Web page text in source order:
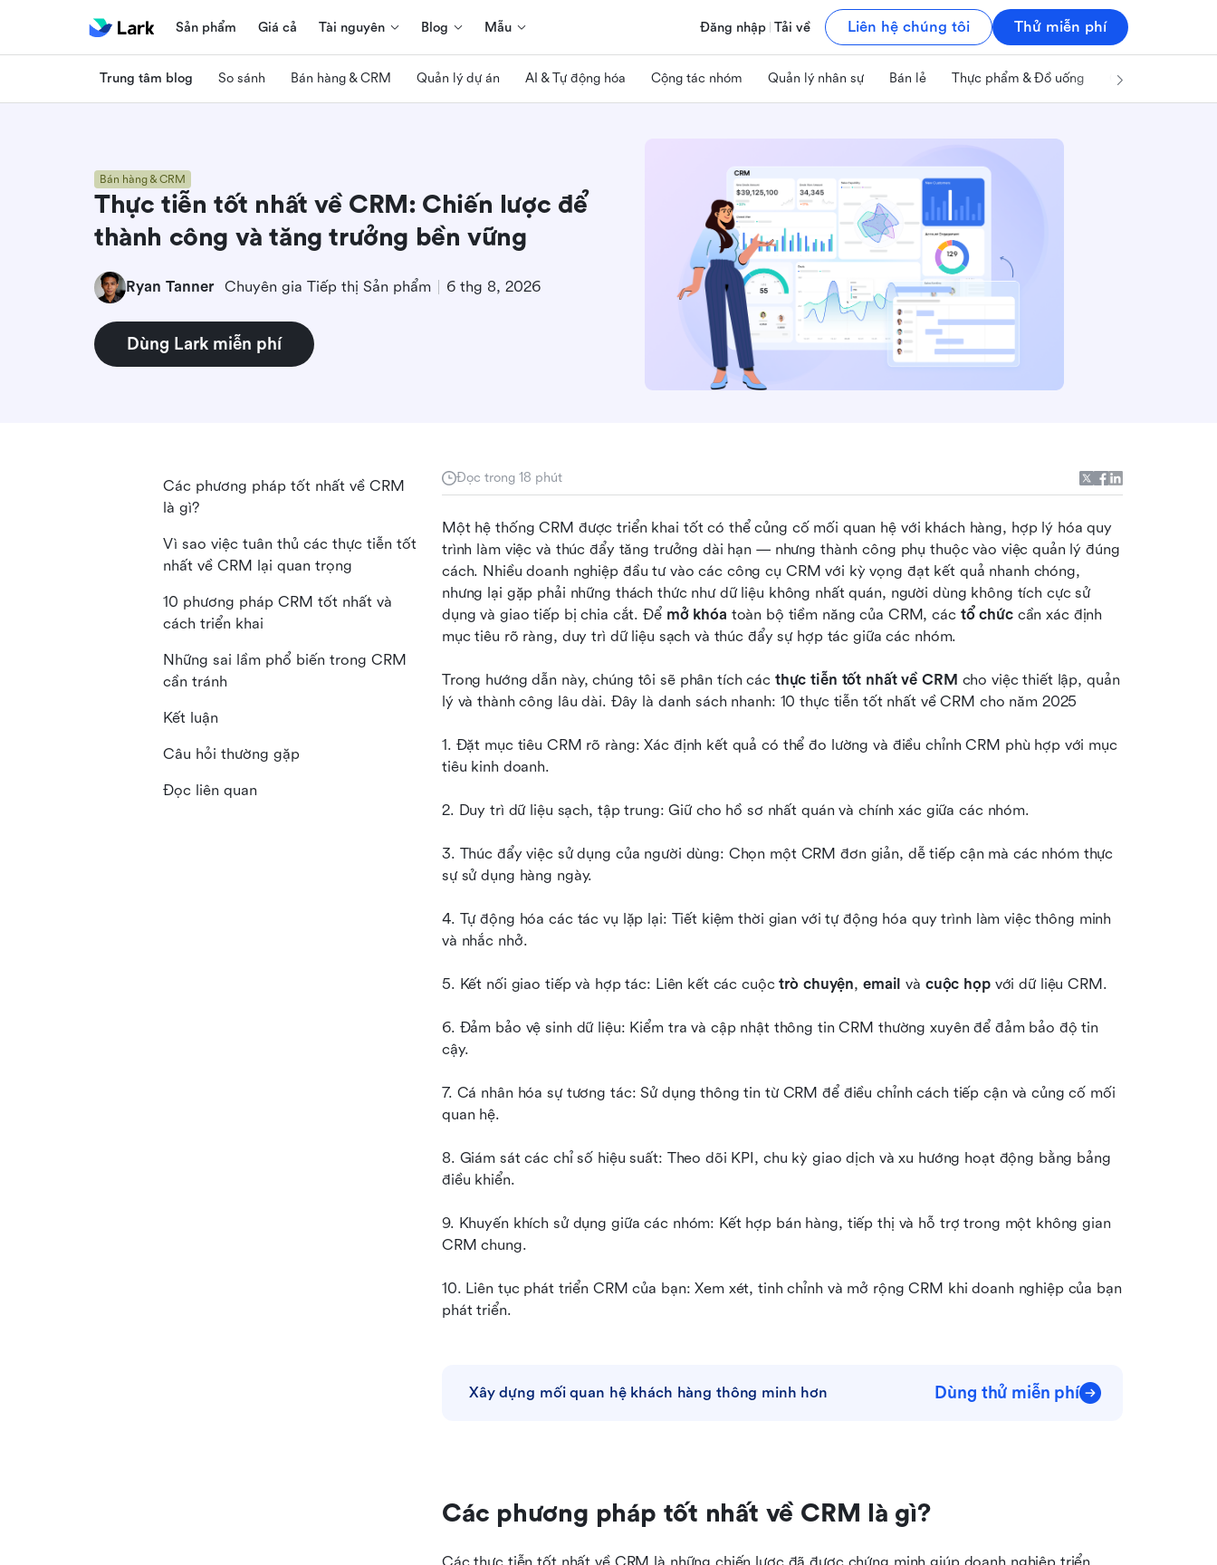
Sản phẩm Giá cả Tài nguyên Blog Mẫu Đăng nhập Tải về Liên hệ chúng tôi Thử miễn phí
Trung tâm blog So sánh Bán hàng & CRM Quản lý dự án AI & Tự động hóa Cộng tác nhóm Quản lý nhân sự Bán lẻ Thực phẩm & Đồ uống Công nghệ & IT
Bán hàng & CRM
Thực tiễn tốt nhất về CRM: Chiến lược để
thành công và tăng trưởng bền vững
Ryan Tanner Chuyên gia Tiếp thị Sản phẩm 6 thg 8, 2026
Dùng Lark miễn phí
Đọc trong 18 phút
Một hệ thống CRM được triển khai tốt có thể củng cố mối quan hệ với khách hàng, hợp lý hóa quy
trình làm việc và thúc đẩy tăng trưởng dài hạn — nhưng thành công phụ thuộc vào việc quản lý đúng
cách. Nhiều doanh nghiệp đầu tư vào các công cụ CRM với kỳ vọng đạt kết quả nhanh chóng,
nhưng lại gặp phải những thách thức như dữ liệu không nhất quán, người dùng không tích cực sử
dụng và giao tiếp bị chia cắt. Để mở khóa toàn bộ tiềm năng của CRM, các tổ chức cần xác định
mục tiêu rõ ràng, duy trì dữ liệu sạch và thúc đẩy sự hợp tác giữa các nhóm.
Trong hướng dẫn này, chúng tôi sẽ phân tích các thực tiễn tốt nhất về CRM cho việc thiết lập, quản
lý và thành công lâu dài. Đây là danh sách nhanh: 10 thực tiễn tốt nhất về CRM cho năm 2025
1. Đặt mục tiêu CRM rõ ràng: Xác định kết quả có thể đo lường và điều chỉnh CRM phù hợp với mục
tiêu kinh doanh.
2. Duy trì dữ liệu sạch, tập trung: Giữ cho hồ sơ nhất quán và chính xác giữa các nhóm.
3. Thúc đẩy việc sử dụng của người dùng: Chọn một CRM đơn giản, dễ tiếp cận mà các nhóm thực
sự sử dụng hàng ngày.
4. Tự động hóa các tác vụ lặp lại: Tiết kiệm thời gian với tự động hóa quy trình làm việc thông minh
và nhắc nhở.
5. Kết nối giao tiếp và hợp tác: Liên kết các cuộc trò chuyện, email và cuộc họp với dữ liệu CRM.
6. Đảm bảo vệ sinh dữ liệu: Kiểm tra và cập nhật thông tin CRM thường xuyên để đảm bảo độ tin
cậy.
7. Cá nhân hóa sự tương tác: Sử dụng thông tin từ CRM để điều chỉnh cách tiếp cận và củng cố mối
quan hệ.
8. Giám sát các chỉ số hiệu suất: Theo dõi KPI, chu kỳ giao dịch và xu hướng hoạt động bằng bảng
điều khiển.
9. Khuyến khích sử dụng giữa các nhóm: Kết hợp bán hàng, tiếp thị và hỗ trợ trong một không gian
CRM chung.
10. Liên tục phát triển CRM của bạn: Xem xét, tinh chỉnh và mở rộng CRM khi doanh nghiệp của bạn
phát triển.
Xây dựng mối quan hệ khách hàng thông minh hơn Dùng thử miễn phí
Các phương pháp tốt nhất về CRM là gì?
Các phương pháp tốt nhất về CRM
là gì?
Vì sao việc tuân thủ các thực tiễn tốt
nhất về CRM lại quan trọng
10 phương pháp CRM tốt nhất và
cách triển khai
Những sai lầm phổ biến trong CRM
cần tránh
Kết luận
Câu hỏi thường gặp
Đọc liên quan